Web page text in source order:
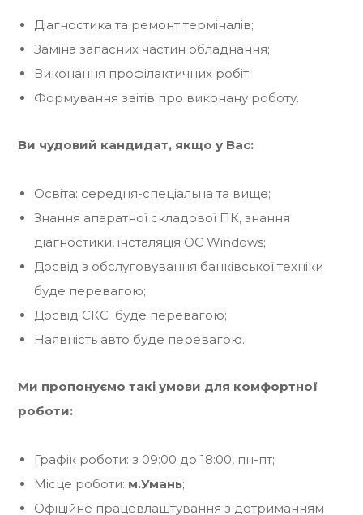
Діагностика та ремонт терміналів;
Заміна запасних частин обладнання;
Виконання профілактичних робіт;
Формування звітів про виконану роботу.
Ви чудовий кандидат, якщо у Вас:
Освіта: середня-спеціальна та вище;
Знання апаратної складової ПК, знання
діагностики, інсталяція ОС Windows;
Досвід з обслуговування банківської техніки
буде перевагою;
Досвід СКС буде перевагою;
Наявність авто буде перевагою.
Ми пропонуємо такі умови для комфортної
роботи:
Графік роботи: з 09:00 до 18:00, пн-пт;
Місце роботи: м.Умань;
Офіційне працевлаштування з дотриманням